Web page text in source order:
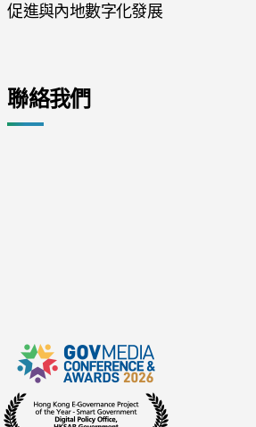
促進與內地數字化發展
聯絡我們